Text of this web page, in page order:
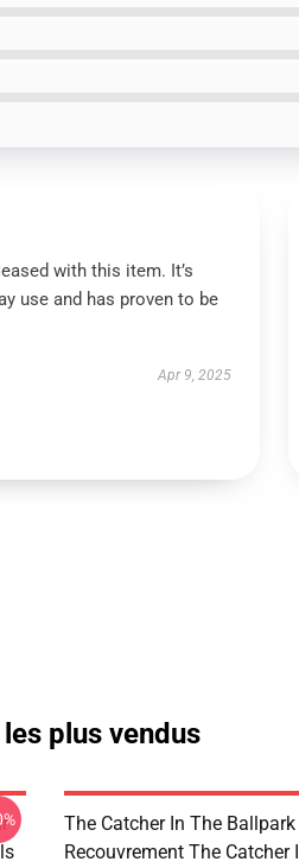
with this item. It’s
use and has proven to be
Apr 9, 2025
plus vendus
The Catcher In The Ballpark
Recouvrement The Catcher